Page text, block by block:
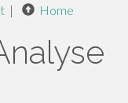
| Home